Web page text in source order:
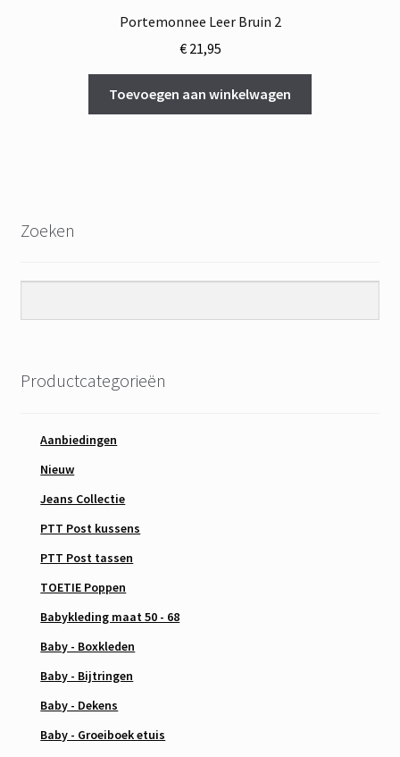
Portemonnee Leer Bruin 2
€21,95
Toevoegen aan winkelwagen
Zoeken
Productcategorieën
Aanbiedingen
Nieuw
Jeans Collectie
PTT Post kussens
PTT Post tassen
TOETIE Poppen
Babykleding maat 50 - 68
Baby - Boxkleden
Baby - Bijtringen
Baby - Dekens
Baby - Groeiboek etuis